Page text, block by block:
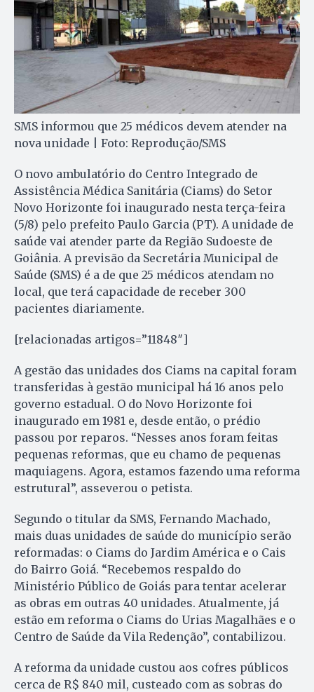
SMS informou que 25 médicos devem atender na
nova unidade | Foto: Reprodução/SMS
O novo ambulatório do Centro Integrado de
Assistência Médica Sanitária (Ciams) do Setor
Novo Horizonte foi inaugurado nesta terça-feira
(5/8) pelo prefeito Paulo Garcia (PT). A unidade de
saúde vai atender parte da Região Sudoeste de
Goiânia. A previsão da Secretária Municipal de
Saúde (SMS) é a de que 25 médicos atendam no
local, que terá capacidade de receber 300
pacientes diariamente.
[relacionadas artigos=”11848″]
A gestão das unidades dos Ciams na capital foram
transferidas à gestão municipal há 16 anos pelo
governo estadual. O do Novo Horizonte foi
inaugurado em 1981 e, desde então, o prédio
passou por reparos. “Nesses anos foram feitas
pequenas reformas, que eu chamo de pequenas
maquiagens. Agora, estamos fazendo uma reforma
estrutural”, asseverou o petista.
Segundo o titular da SMS, Fernando Machado,
mais duas unidades de saúde do município serão
reformadas: o Ciams do Jardim América e o Cais
do Bairro Goiá. “Recebemos respaldo do
Ministério Público de Goiás para tentar acelerar
as obras em outras 40 unidades. Atualmente, já
estão em reforma o Ciams do Urias Magalhães e o
Centro de Saúde da Vila Redenção”, contabilizou.
A reforma da unidade custou aos cofres públicos
cerca de R$ 840 mil, custeado com as sobras do